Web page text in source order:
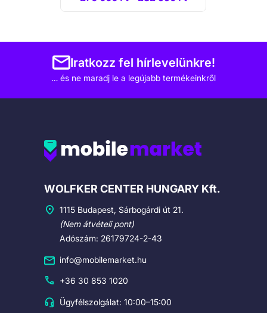
Iratkozz fel hírlevelünkre!
… és ne maradj le a legújabb termékeinkről
Cégadatok
WOLFKER CENTER HUNGARY Kft.
1115 Budapest, Sárbogárdi út 21.
(Nem átvételi pont)
Adószám: 26179724-2-43
info@mobilemarket.hu
+36 30 853 1020
Ügyfélszolgálat: 10:00–15:00